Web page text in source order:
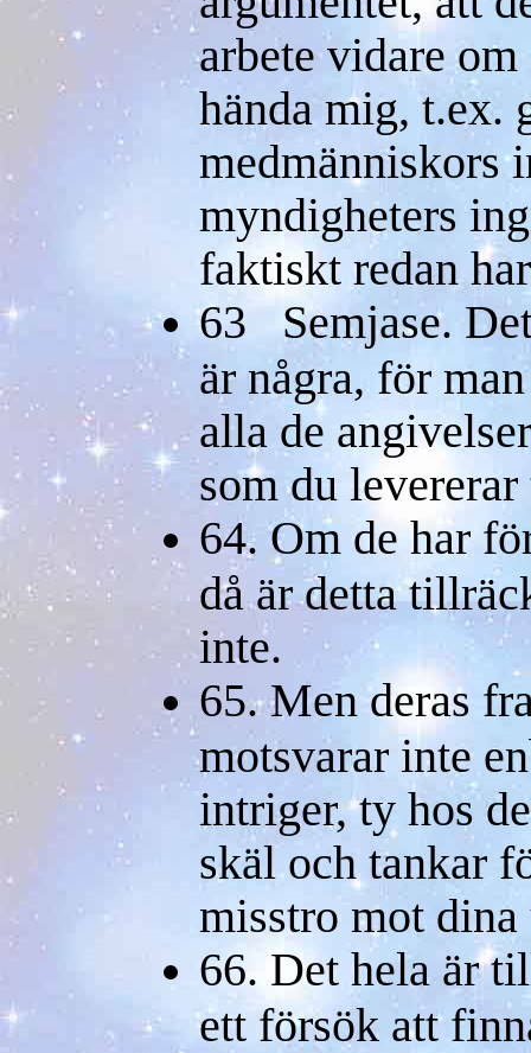
arbete vidare
hända mig, t.ex.
medmänniskors
myndigheters
faktiskt redan
63 Semjase.
är några, för
alla de
som du
64. Om de har
då är detta
inte.
65. Men deras
motsvarar inte
intriger, ty hos
skäl och tankar
misstro mot
66. Det hela är
ett försök att